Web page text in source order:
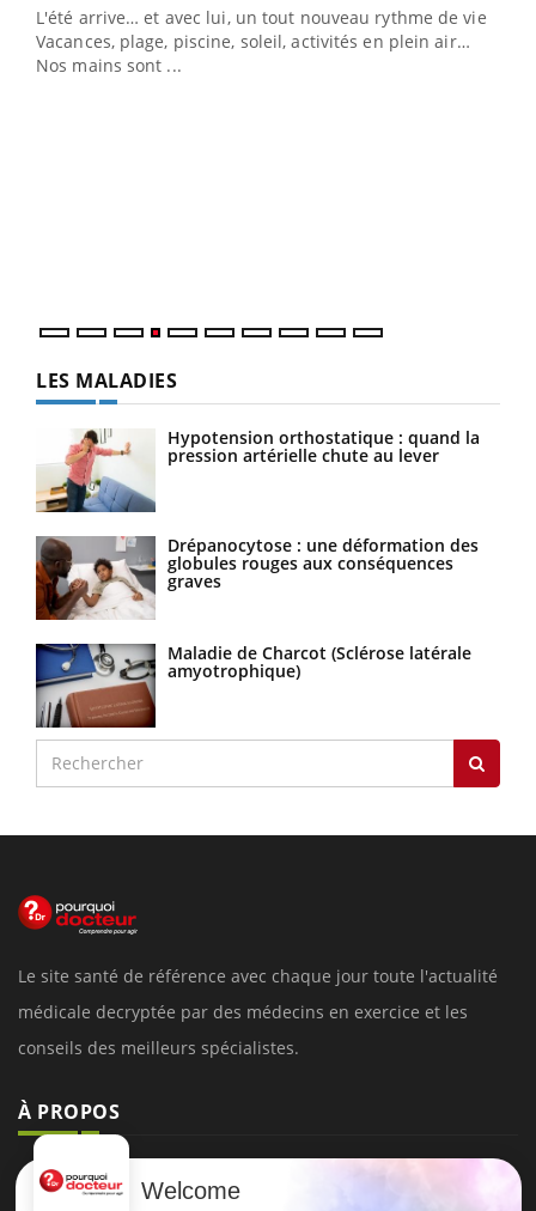
L'été arrive… et avec lui, un tout nouveau rythme de vie !
Vacances, plage, piscine, soleil, activités en plein air…
Nos mains sont ...
LES MALADIES
Hypotension orthostatique : quand la
pression artérielle chute au lever
Drépanocytose : une déformation des
globules rouges aux conséquences
graves
Maladie de Charcot (Sclérose latérale
amyotrophique)
Le site santé de référence avec chaque jour toute l'actualité
médicale decryptée par des médecins en exercice et les
conseils des meilleurs spécialistes.
À PROPOS
Données personnelles et cookies
Welcome